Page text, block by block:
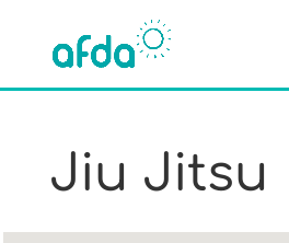
Jiu Jitsu